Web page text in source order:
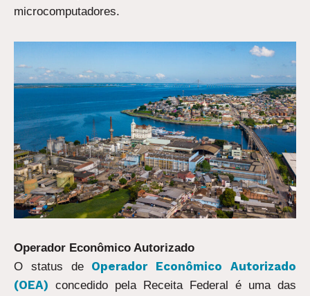
microcomputadores.
Operador Econômico Autorizado
O status de Operador Econômico Autorizado
(OEA) concedido pela Receita Federal é uma das